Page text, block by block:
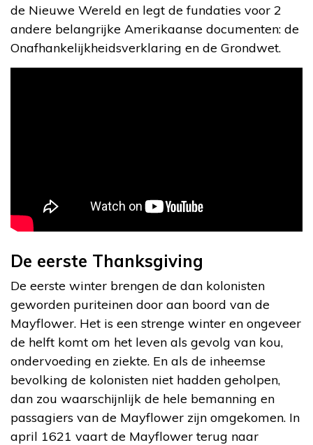
de Nieuwe Wereld en legt de fundaties voor 2
andere belangrijke Amerikaanse documenten: de
Onafhankelijkheidsverklaring en de Grondwet.
De eerste Thanksgiving
De eerste winter brengen de dan kolonisten
geworden puriteinen door aan boord van de
Mayflower. Het is een strenge winter en ongeveer
de helft komt om het leven als gevolg van kou,
ondervoeding en ziekte. En als de inheemse
bevolking de kolonisten niet hadden geholpen,
dan zou waarschijnlijk de hele bemanning en
passagiers van de Mayflower zijn omgekomen. In
april 1621 vaart de Mayflower terug naar